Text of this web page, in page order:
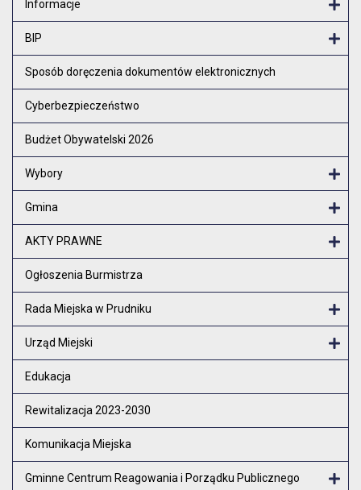
Informacje
BIP
Sposób doręczenia dokumentów elektronicznych
Cyberbezpieczeństwo
Budżet Obywatelski 2026
Wybory
Gmina
AKTY PRAWNE
Ogłoszenia Burmistrza
Rada Miejska w Prudniku
Urząd Miejski
Edukacja
Rewitalizacja 2023-2030
Komunikacja Miejska
Gminne Centrum Reagowania i Porządku Publicznego